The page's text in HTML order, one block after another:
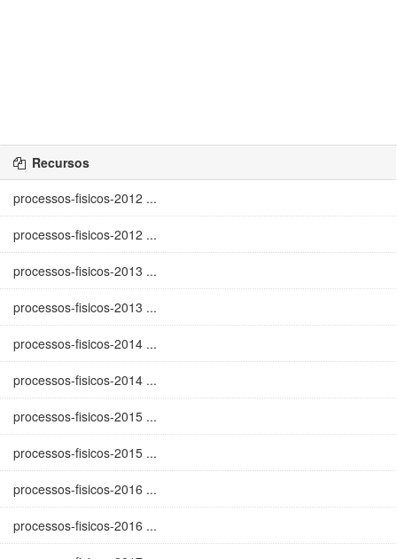
Recursos
processos-fisicos-2012 ...
processos-fisicos-2012 ...
processos-fisicos-2013 ...
processos-fisicos-2013 ...
processos-fisicos-2014 ...
processos-fisicos-2014 ...
processos-fisicos-2015 ...
processos-fisicos-2015 ...
processos-fisicos-2016 ...
processos-fisicos-2016 ...